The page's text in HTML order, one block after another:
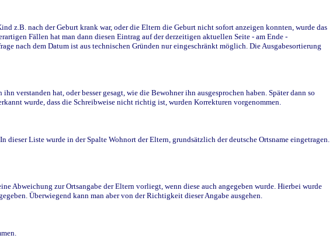
z.B. nach der Geburt krank war, oder die Eltern die Geburt nicht sofort anzeigen konnten, wurde das
Fällen hat man dann diesen Eintrag auf der derzeitigen aktuellen Seite - am Ende -
nach dem Datum ist aus technischen Gründen nur eingeschränkt möglich. Die Ausgabesortierung
verstanden hat, oder besser gesagt, wie die Bewohner ihn ausgesprochen haben. Später dann so
wurde, dass die Schreibweise nicht richtig ist, wurden Korrekturen vorgenommen.
Liste wurde in der Spalte Wohnort der Eltern, grundsätzlich der deutsche Ortsname eingetragen.
Abweichung zur Ortsangabe der Eltern vorliegt, wenn diese auch angegeben wurde. Hierbei wurde
Überwiegend kann man aber von der Richtigkeit dieser Angabe ausgehen.